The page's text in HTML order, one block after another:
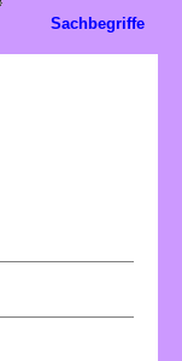
Sachbegriffe